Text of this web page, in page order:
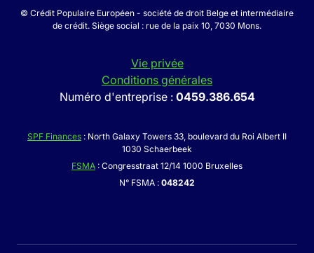
© Crédit Populaire Européen - société de droit Belge et intermédiaire
de crédit. Siège social : rue de la paix 10, 7030 Mons.
Vie privée
Conditions générales
Numéro d'entreprise : 0459.386.654
SPF Finances : North Galaxy Towers 33, boulevard du Roi Albert II
1030 Schaerbeek
FSMA : Congresstraat 12/14 1000 Bruxelles
N° FSMA : 048242